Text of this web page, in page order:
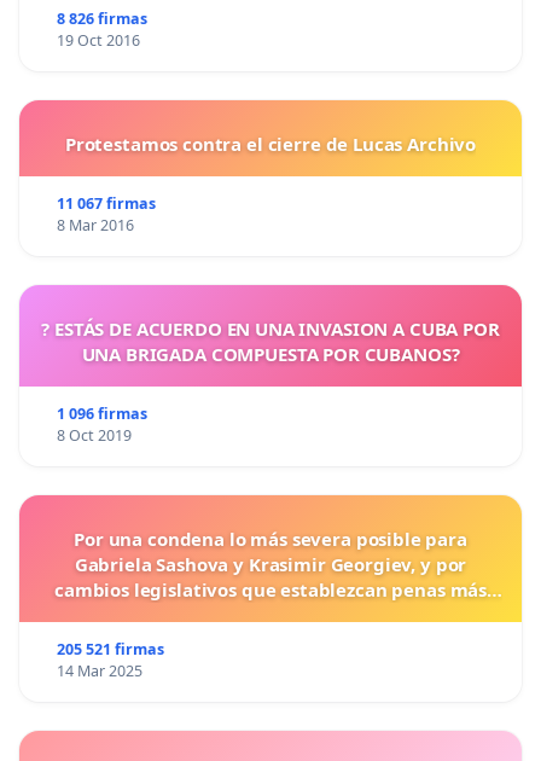
8 826 firmas
19 Oct 2016
Protestamos contra el cierre de Lucas Archivo
11 067 firmas
8 Mar 2016
? ESTÁS DE ACUERDO EN UNA INVASION A CUBA POR
UNA BRIGADA COMPUESTA POR CUBANOS?
1 096 firmas
8 Oct 2019
Por una condena lo más severa posible para
Gabriela Sashova y Krasimir Georgiev, y por
cambios legislativos que establezcan penas más
205 521 firmas
14 Mar 2025